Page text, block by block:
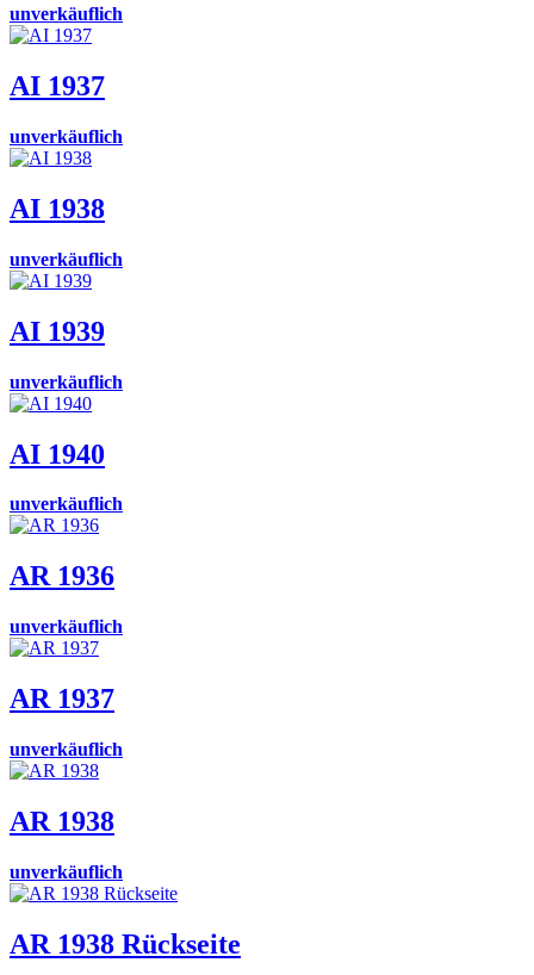
unverkäuflich
AI 1937
unverkäuflich
AI 1938
unverkäuflich
AI 1939
unverkäuflich
AI 1940
unverkäuflich
AR 1936
unverkäuflich
AR 1937
unverkäuflich
AR 1938
unverkäuflich
AR 1938 Rückseite